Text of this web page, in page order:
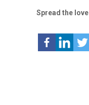
Spread the love